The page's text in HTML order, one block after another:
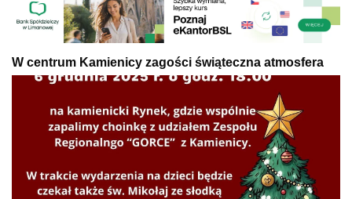
W centrum Kamienicy zagości świąteczna atmosfera